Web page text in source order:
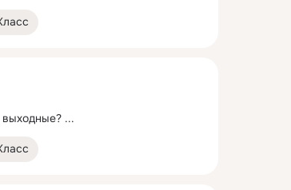
выходные? ...